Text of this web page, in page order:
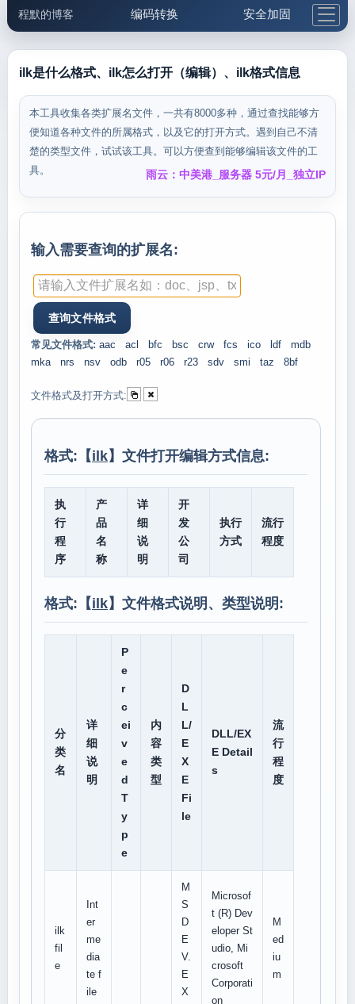
程默的博客 编码转换 安全加固
邮件工具 生活便民 更多工具
5.1支付宝大红包
ilk是什么格式、ilk怎么打开（编辑）、ilk格式信息
本工具收集各类扩展名文件，一共有8000多种，通过查找能够方
便知道各种文件的所属格式，以及它的打开方式。遇到自己不清
楚的类型文件，试试该工具。可以方便查到能够编辑该文件的工
具。
雨云：中美港_服务器 5元/月_独立IP
输入需要查询的扩展名:
常见文件格式: aac acl bfc bsc crw fcs ico ldf
mdb
mka
nrs nsv odb r05 r06 r23 sdv smi taz 8bf
文件格式及打开方式:
格式:【ilk】文件打开编辑方式信息:
执
行
程
序
产
品
名
称
详
细
说
明
开
发
公
司
执行
方式
流行
程度
格式:【ilk】文件格式说明、类型说明:
分
类
名
详
细
说
明
P
e
r
c
ei
v
e
d
T
y
p
e
内
容
类
型
D
L
L/
E
X
E
Fi
le
DLL/EX
E Detail
s
流
行
程
度
ilk
fil
e
Int
er
me
dia
te f
ile
M
S
D
E
V.
E
X
Microsof
t (R) Dev
eloper St
udio, Mi
crosoft
Corporati
on
M
ed
iu
m